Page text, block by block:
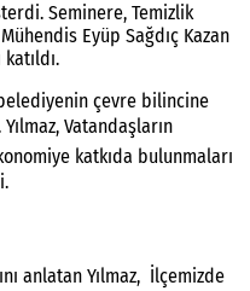
Seminere, Temizlik
Eyüp Sağdıç Kazan
çevre bilincine
Vatandaşların
katkıda bulunmaları
anlatan Yılmaz, İlçemizde